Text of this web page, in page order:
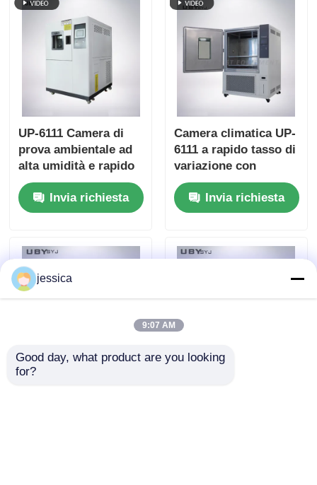
SUS # 304
UP-6111 Camera di
prova ambientale ad
alta umidità e rapido
cambiamento di
temperatura con
generatore di vapore
Invia richiesta
Camera climatica UP-
6111 a rapido tasso di
variazione con
transizioni rapide di
temperatura e
controller
Invia richiesta
jessica
9:07 AM
Good day, what product are you looking
for?